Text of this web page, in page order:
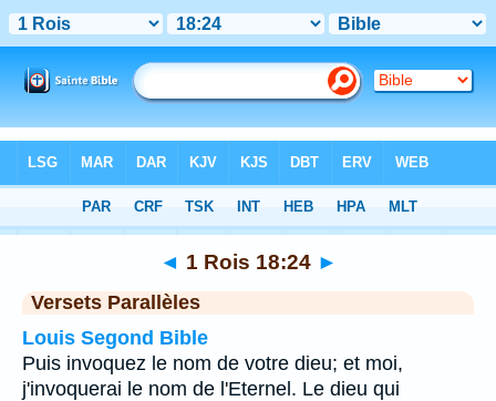
Chapitre 18> Verset 24
◄ 1 Rois 18:24 ►
Versets Parallèles
Louis Segond Bible
Puis invoquez le nom de votre dieu; et moi,
j'invoquerai le nom de l'Eternel. Le dieu qui